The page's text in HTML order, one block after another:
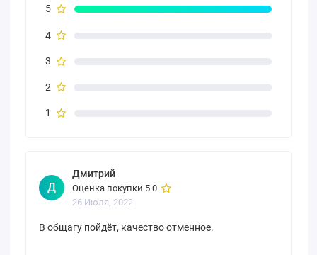
5
4
3
2
1
Д
Дмитрий
Оценка покупки 5.0
26 Июля, 2022
В общагу пойдёт, качество отменное.